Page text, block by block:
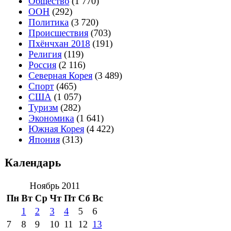
ООН (292)
Политика (3 720)
Происшествия (703)
Пхёнчхан 2018 (191)
Религия (119)
Россия (2 116)
Северная Корея (3 489)
Спорт (465)
США (1 057)
Туризм (282)
Экономика (1 641)
Южная Корея (4 422)
Япония (313)
Календарь
Ноябрь 2011
Пн Вт Ср Чт Пт Сб Вс
1 2 3 4 5
6
7
8 9 10 11 12 13